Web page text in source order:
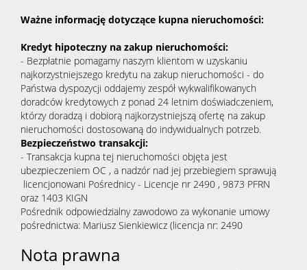
Ważne informację dotyczące kupna nieruchomości:
Kredyt hipoteczny na zakup nieruchomości:
- Bezpłatnie pomagamy naszym klientom w uzyskaniu
najkorzystniejszego kredytu na zakup nieruchomości - do
Państwa dyspozycji oddajemy zespół wykwalifikowanych
doradców kredytowych z ponad 24 letnim doświadczeniem,
którzy doradzą i dobiorą najkorzystniejszą ofertę na zakup
nieruchomości dostosowaną do indywidualnych potrzeb.
Bezpieczeństwo transakcji:
- Transakcja kupna tej nieruchomości objęta jest
ubezpieczeniem OC , a nadzór nad jej przebiegiem sprawują
licencjonowani Pośrednicy - Licencje nr 2490 , 9873 PFRN
oraz 1403 KIGN
Pośrednik odpowiedzialny zawodowo za wykonanie umowy
pośrednictwa: Mariusz Sienkiewicz (licencja nr: 2490
Nota prawna